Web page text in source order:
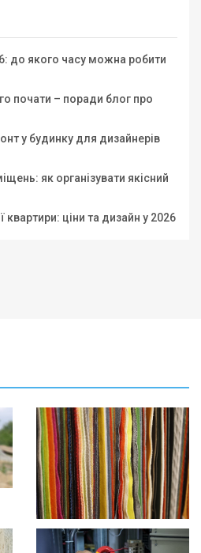
до якого часу можна робити
почати – поради блог про
у будинку для дизайнерів
як організувати якісний
ціни та дизайн у 2026